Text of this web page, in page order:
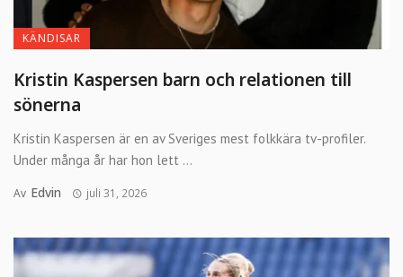
KÄNDISAR
Kristin Kaspersen barn och relationen till
sönerna
Kristin Kaspersen är en av Sveriges mest folkkära tv-profiler.
Under många år har hon lett ...
Av Edvin juli 31, 2026